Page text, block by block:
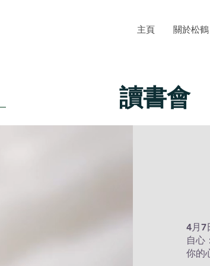
主頁 關於松鶴
讀書會
4月7
自心
你的